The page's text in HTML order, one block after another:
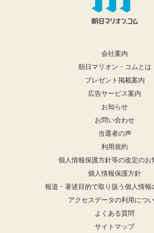
会社案内
朝日マリオン・コムとは
プレゼント掲載案内
広告サービス案内
お知らせ
お問い合わせ
当選者の声
利用規約
個人情報保護方針等の改定のお
個人情報保護方針
報道・著述目的で取り扱う個人情報
アクセスデータの利用につ
よくある質問
サイトマップ